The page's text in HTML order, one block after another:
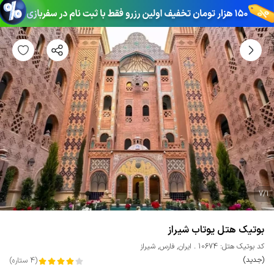
7/1
بوتیک هتل یوتاب شیراز
کد بوتیک هتل: 10674 ایران, فارس, شیراز
(جدید)
(
4 ستاره)